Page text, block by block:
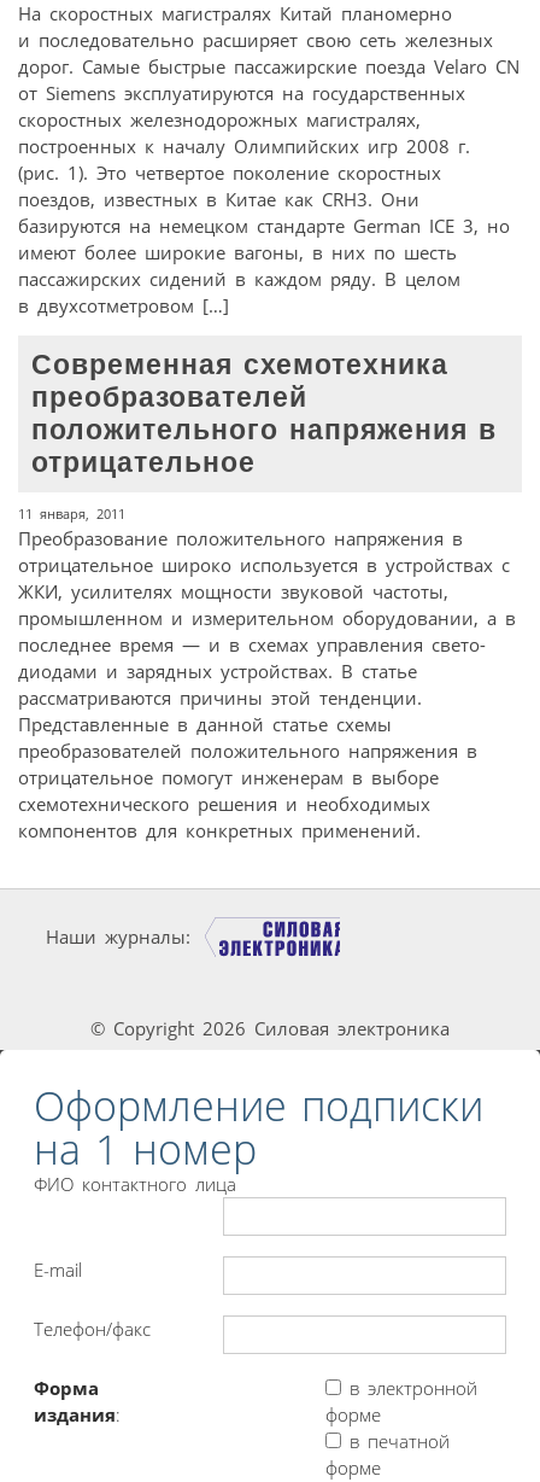
На скоростных магистралях Китай планомерно
и последовательно расширяет свою сеть железных
дорог. Самые быстрые пассажирские поезда Velaro CN
от Siemens эксплуатируются на государственных
скоростных железнодорожных магистралях,
построенных к началу Олимпийских игр 2008 г.
(рис. 1). Это четвертое поколение скоростных
поездов, известных в Китае как CRH3. Они
базируются на немецком стандарте German ICE 3, но
имеют более широкие вагоны, в них по шесть
пассажирских сидений в каждом ряду. В целом
в двухсотметровом […]
Современная схемотехника
преобразователей
положительного напряжения в
отрицательное
11 января, 2011
Преобразование положительного напряжения в
отрицательное широко используется в устройствах с
ЖКИ, усилителях мощности звуковой частоты,
промышленном и измерительном оборудовании, а в
последнее время — и в схемах управления свето-
диодами и зарядных устройствах. В статье
рассматриваются причины этой тенденции.
Представленные в данной статье схемы
преобразователей положительного напряжения в
отрицательное помогут инженерам в выборе
схемотехнического решения и необходимых
компонентов для конкретных применений.
Наши журналы:
© Copyright 2026 Силовая электроника
Оформление подписки
на 1 номер
ФИО контактного лица
E-mail
Телефон/факс
Форма
издания:
в электронной
форме
в печатной
форме